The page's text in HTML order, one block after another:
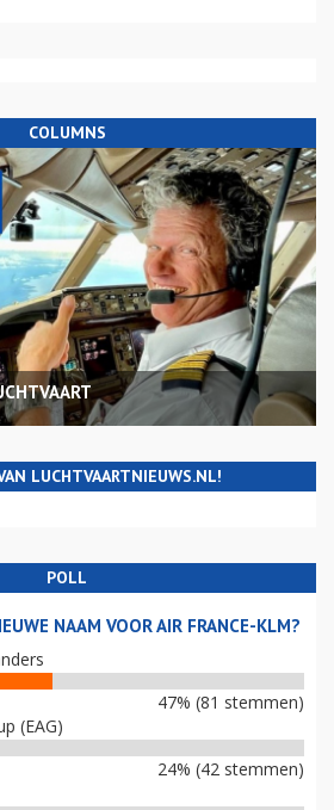
COLUMNS
LUCHTVAARTNIEUWS.NL!
POLL
NAAM VOOR AIR FRANCE-KLM?
47% (81 stemmen)
(EAG)
24% (42 stemmen)